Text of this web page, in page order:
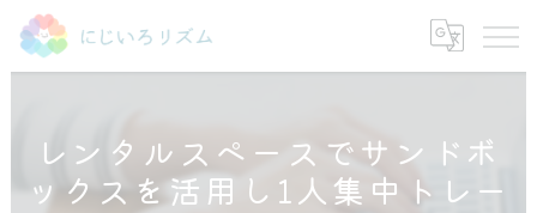
レンタルスペースでサンドボ
ックスを活用し1人集中トレー